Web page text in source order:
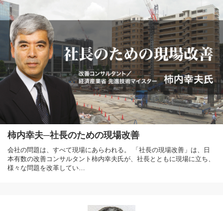
柿内幸夫─社長のための現場改善
会社の問題は、すべて現場にあらわれる。 「社長の現場改善」は、日
本有数の改善コンサルタント柿内幸夫氏が、社長とともに現場に立ち、
様々な問題を改革してい…